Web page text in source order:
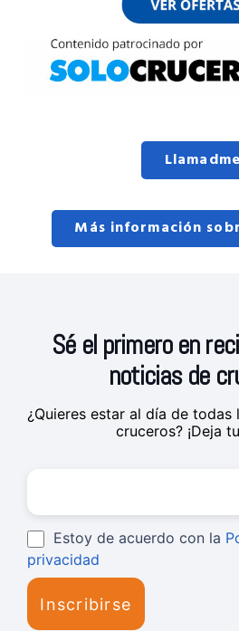
Llamadme
Más información
Sé el primero en
noticias de
¿Quieres estar al día de
cruceros? ¡Deja
Estoy de acuerdo con la
privacidad